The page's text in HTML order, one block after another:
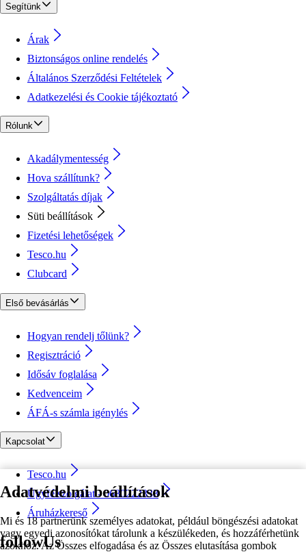
Adatvédelmi beállítások
Mi és 18 partnerünk személyes adatokat, például böngészési adatokat
vagy egyedi azonosítókat tárolunk a készülékeden, és hozzáférhetünk
azokhoz. Az Összes elfogadása és az Összes elutasítása gombok
Segítünk
Árak
Biztonságos online rendelés
Általános Szerződési Feltételek
Adatkezelési és Cookie tájékoztató
Rólunk
Akadálymentesség
Hova szállítunk?
Szolgáltatás díjak
Süti beállítások
Fizetési lehetőségek
Tesco.hu
Clubcard
Első bevásárlás
Hogyan rendelj tőlünk?
Regisztráció
Idősáv foglalása
Kedvenceim
ÁFÁ-s számla igénylés
Kapcsolat
Tesco.hu
Ügyfélszolgálat - 0680222333
Áruházkereső
followUs